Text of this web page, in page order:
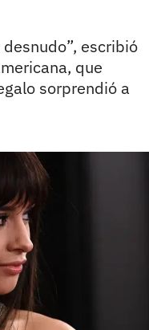
escribió
que
sorprendió a